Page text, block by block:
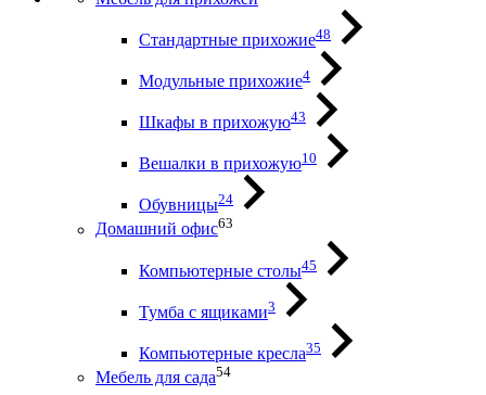
Стандартные прихожие48
Модульные прихожие4
Шкафы в прихожую43
Вешалки в прихожую10
Обувницы24
Домашний офис63
Компьютерные столы45
Тумба с ящиками3
Компьютерные кресла35
Мебель для сада54